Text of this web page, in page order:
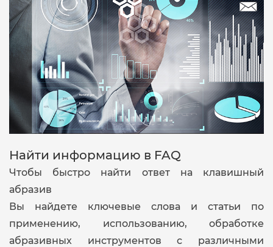
Найти информацию в FAQ
Чтобы быстро найти ответ на клавишный
абразив
Вы найдете ключевые слова и статьи по
применению, использованию, обработке
абразивных инструментов с различными